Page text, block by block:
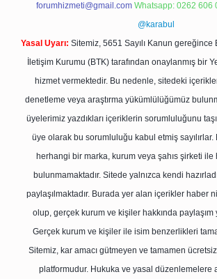
forumhizmeti@gmail.com Whatsapp: 0262 606
@karabul
Yasal Uyarı: Sitemiz, 5651 Sayılı Kanun
İletişim Kurumu (BTK) tarafından onaylanmış bir
hizmet vermektedir. Bu nedenle, sitedeki
denetleme veya araştırma yükümlülüğümüz
üyelerimiz yazdıkları içeriklerin sorumluluğunu
üye olarak bu sorumluluğu kabul etmiş sayılırlar.
herhangi bir marka, kurum veya şahıs şirketi ile
bulunmamaktadır. Sitede yalnızca kendi
paylaşılmaktadır. Burada yer alan içerikler haber
olup, gerçek kurum ve kişiler hakkında paylaşım
Gerçek kurum ve kişiler ile isim benzerlikleri
Sitemiz, kar amacı gütmeyen ve tamamen
platformudur. Hukuka ve yasal düzenlemelere